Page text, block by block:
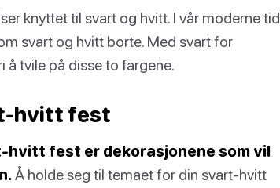
knyttet til svart og hvitt. I vår moderne tid
svart og hvitt borte. Med svart for
å tvile på disse to fargene.
hvitt fest
fest er dekorasjonene som vil
Å holde seg til temaet for din svart-hvitt